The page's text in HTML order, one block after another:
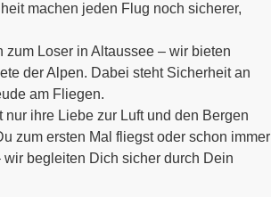
machen jeden Flug noch sicherer,
Loser in Altaussee – wir bieten
der Alpen. Dabei steht Sicherheit an
am Fliegen.
ihre Liebe zur Luft und den Bergen
zum ersten Mal fliegst oder schon immer
begleiten Dich sicher durch Dein